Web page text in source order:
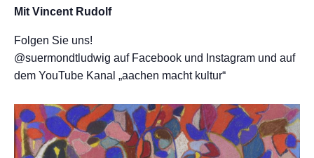
Mit Vincent Rudolf
Folgen Sie uns!
@suermondtludwig auf Facebook und Instagram und auf
dem YouTube Kanal „aachen macht kultur“